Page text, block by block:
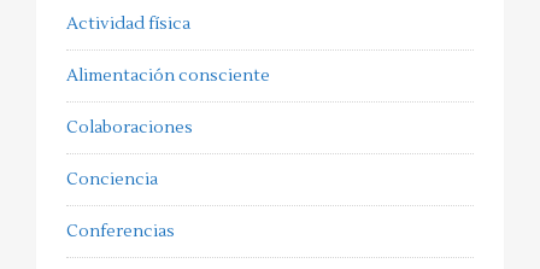
Actividad física
Alimentación consciente
Colaboraciones
Conciencia
Conferencias